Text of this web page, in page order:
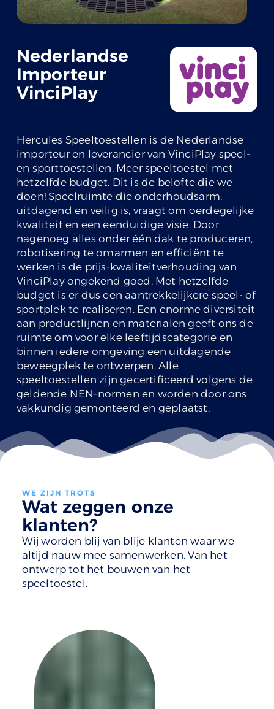
Nederlandse
Importeur
VinciPlay
Hercules Speeltoestellen is de Nederlandse
importeur en leverancier van VinciPlay speel-
en sporttoestellen. Meer speeltoestel met
hetzelfde budget. Dit is de belofte die we
doen! Speelruimte die onderhoudsarm,
uitdagend en veilig is, vraagt om oerdegelijke
kwaliteit en een eenduidige visie. Door
nagenoeg alles onder één dak te produceren,
robotisering te omarmen en efficiënt te
werken is de prijs-kwaliteitverhouding van
VinciPlay ongekend goed. Met hetzelfde
budget is er dus een aantrekkelijkere speel- of
sportplek te realiseren. Een enorme diversiteit
aan productlijnen en materialen geeft ons de
ruimte om voor elke leeftijdscategorie en
binnen iedere omgeving een uitdagende
beweegplek te ontwerpen. Alle
speeltoestellen zijn gecertificeerd volgens de
geldende NEN-normen en worden door ons
vakkundig gemonteerd en geplaatst.
WE ZIJN TROTS
Wat zeggen onze
klanten?
Wij worden blij van blije klanten waar we
altijd nauw mee samenwerken. Van het
ontwerp tot het bouwen van het
speeltoestel.